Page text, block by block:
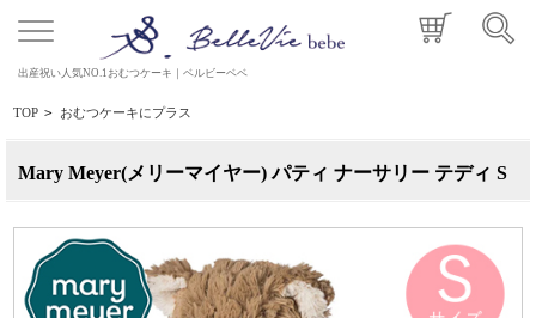
出産祝い人気NO.1おむつケーキ｜ベルビーベベ
TOP > おむつケーキにプラス
Mary Meyer(メリーマイヤー) パティ ナーサリー テディ S